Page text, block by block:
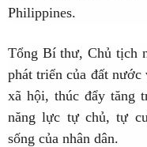
Philippines.
Tổng Bí thư, Chủ tịch
phát triển của đất
xã hội, thúc đẩy tăng
năng lực tự chủ, tự
sống của nhân dân.